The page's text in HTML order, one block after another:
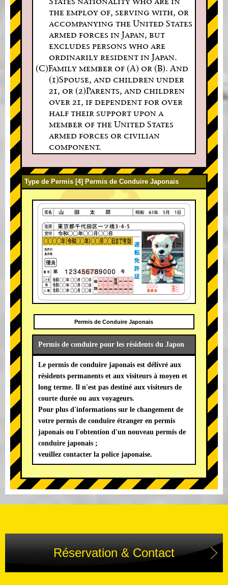
the employ of, serving with, or
accompanying the United States
armed forces in Japan, but
excludes persons who are
ordinarily resident in Japan.
(C)Family member of (A) or (B). And
(1)Spouse, and children under
21, or (2)Parents, and children
over 21, if dependent for over
half their support upon a
member of the United States
armed forces or civilian
component.
Type de Permis [4] Permis de Conduire Japonais
Permis de Conduire Japonais
Permis de conduire pour les résidents du Japon
Le permis de conduire japonais est délivré aux
résidents permanents et aux visiteurs à moyen et
long terme. Il n'est pas destiné aux visiteurs de
courte durée ou aux voyageurs.
Pour plus d'informations sur le changement de
votre permis de conduire étranger en permis
japonais ou l'obtention d'un nouveau permis de
conduire japonais ;
veuillez contacter la police japonaise.
Réservation & Contact